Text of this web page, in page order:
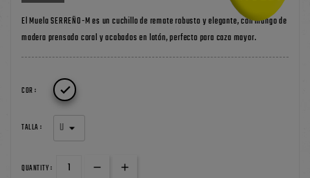
El Muela SERREÑO-M es un cuchillo de remate robusto y elegante, con mango de
madera prensada coral y acabados en latón, perfecto para caza mayor.
COR : 
TALLA :
QUANTITY :